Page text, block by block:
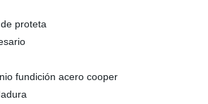
proteta
fundición acero cooper